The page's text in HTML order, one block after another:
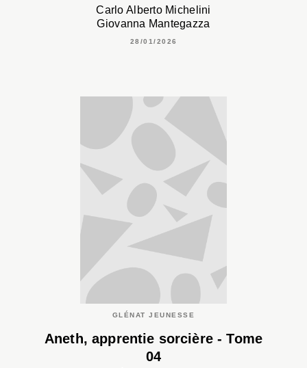
Carlo Alberto Michelini
Giovanna Mantegazza
28/01/2026
GLÉNAT JEUNESSE
Aneth, apprentie sorcière - Tome
04